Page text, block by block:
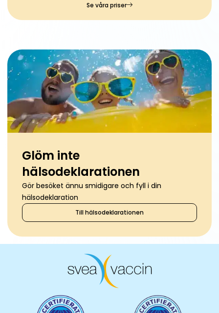
Se våra priser
Glöm inte
hälsodeklarationen
Gör besöket ännu smidigare och fyll i din
hälsodeklaration
Till hälsodeklarationen